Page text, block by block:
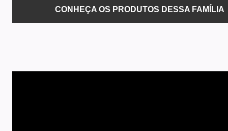
CONHEÇA OS PRODUTOS DESSA FAMÍLIA